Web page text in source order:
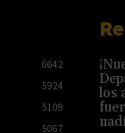
6642
5924
5109
5067
los